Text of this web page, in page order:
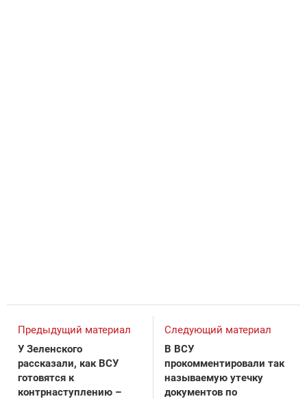
Предыдущий материал
У Зеленского
рассказали, как ВСУ
готовятся к
контрнаступлению –
Следующий материал
В ВСУ
прокомментировали так
называемую утечку
документов по